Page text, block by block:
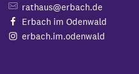
rathaus@erbach.de
Erbach im Odenwald
erbach.im.odenwald